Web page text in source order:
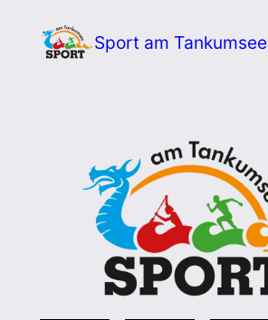
Inhalt
Sport am Tankumsee